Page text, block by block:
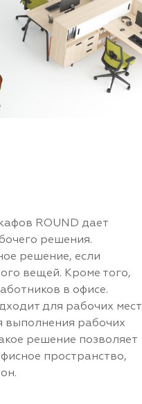
ROUND дает
решения.
решение, если
вещей. Кроме того,
в офисе.
для рабочих мест
выполнения рабочих
решение позволяет
пространство,